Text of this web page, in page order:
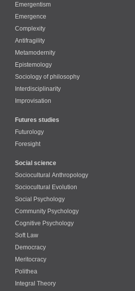
Emergentism
Emergence
Complexity
Antifragility
Metamodernity
Epistemology
Sociology of philosophy
Interdisciplinarity
Improvisation
Futures studies
Futurology
Foresight
Social science
Sociocultural Anthropology
Sociocultural Evolution
Social Psychology
Community Psychology
Cognitive Psychology
Soft Law
Democracy
Meritocracy
Polithea
Integral Theory